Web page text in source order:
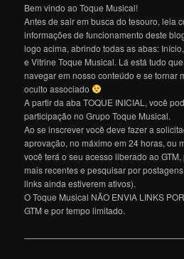
Bem vindo ao Toque Musical!
Antes de sair em busca do tesouro, leia
informações de funcionamento deste
logo acima, abrindo todas as abas:
e Vitrine Toque Musical. Lá está tudo
navegar em nosso conteúdo e se tornar
oculto associado
A partir da aba TOQUE INICIAL, você
participação no Grupo Toque Musical.
Ao se inscrever você deve fazer a
aprovação, no máximo em 24 horas, ou
você terá o seu acesso liberado ao
mais recentes e pesquisar por
links ainda estiverem ativos).
O Toque Musical NÃO ENVIA LINKS
GTM e por tempo limitado.